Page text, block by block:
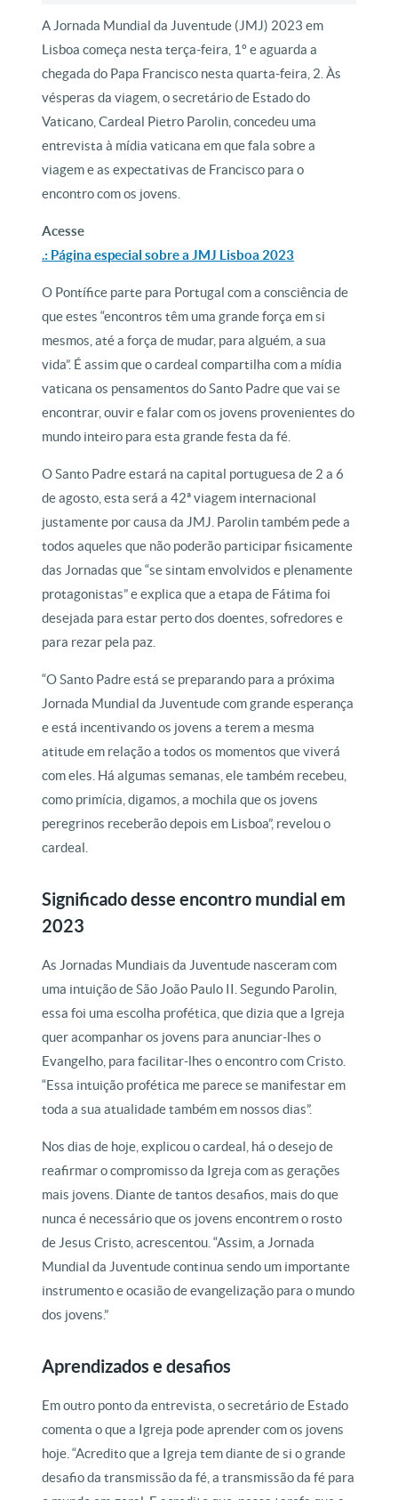
A Jornada Mundial da Juventude (JMJ) 2023 em
Lisboa começa nesta terça-feira, 1º e aguarda a
chegada do Papa Francisco nesta quarta-feira, 2. Às
vésperas da viagem, o secretário de Estado do
Vaticano, Cardeal Pietro Parolin, concedeu uma
entrevista à mídia vaticana em que fala sobre a
viagem e as expectativas de Francisco para o
encontro com os jovens.
Acesse
.: Página especial sobre a JMJ Lisboa 2023
O Pontífice parte para Portugal com a consciência de
que estes “encontros têm uma grande força em si
mesmos, até a força de mudar, para alguém, a sua
vida”. É assim que o cardeal compartilha com a mídia
vaticana os pensamentos do Santo Padre que vai se
encontrar, ouvir e falar com os jovens provenientes do
mundo inteiro para esta grande festa da fé.
O Santo Padre estará na capital portuguesa de 2 a 6
de agosto, esta será a 42ª viagem internacional
justamente por causa da JMJ. Parolin também pede a
todos aqueles que não poderão participar fisicamente
das Jornadas que “se sintam envolvidos e plenamente
protagonistas” e explica que a etapa de Fátima foi
desejada para estar perto dos doentes, sofredores e
para rezar pela paz.
“O Santo Padre está se preparando para a próxima
Jornada Mundial da Juventude com grande esperança
e está incentivando os jovens a terem a mesma
atitude em relação a todos os momentos que viverá
com eles. Há algumas semanas, ele também recebeu,
como primícia, digamos, a mochila que os jovens
peregrinos receberão depois em Lisboa”, revelou o
cardeal.
Significado desse encontro mundial em
2023
As Jornadas Mundiais da Juventude nasceram com
uma intuição de São João Paulo II. Segundo Parolin,
essa foi uma escolha profética, que dizia que a Igreja
quer acompanhar os jovens para anunciar-lhes o
Evangelho, para facilitar-lhes o encontro com Cristo.
“Essa intuição profética me parece se manifestar em
toda a sua atualidade também em nossos dias”.
Nos dias de hoje, explicou o cardeal, há o desejo de
reafirmar o compromisso da Igreja com as gerações
mais jovens. Diante de tantos desafios, mais do que
nunca é necessário que os jovens encontrem o rosto
de Jesus Cristo, acrescentou. “Assim, a Jornada
Mundial da Juventude continua sendo um importante
instrumento e ocasião de evangelização para o mundo
dos jovens.”
Aprendizados e desafios
Em outro ponto da entrevista, o secretário de Estado
comenta o que a Igreja pode aprender com os jovens
hoje. “Acredito que a Igreja tem diante de si o grande
desafio da transmissão da fé, a transmissão da fé para